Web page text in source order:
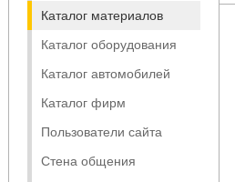
Каталог материалов
Каталог оборудования
Каталог автомобилей
Каталог фирм
Пользователи сайта
Стена общения